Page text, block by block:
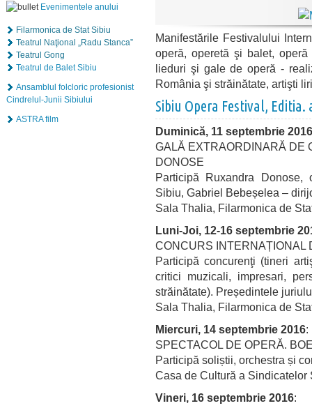
Evenimentele anului
Filarmonica de Stat Sibiu
Teatrul Naţional „Radu Stanca”
Teatrul Gong
Teatrul de Balet Sibiu
Ansamblul folcloric profesionist
Cindrelul-Junii Sibiului
ASTRA film
Manifestările Festivalului
operă, operetă şi balet,
lieduri şi gale de operă -
România şi străinătate, artişti
Sibiu Opera Festival, Editia.
Duminică, 11 septembrie 2016
GALĂ EXTRAORDINARĂ DE
DONOSE
Participă Ruxandra
Sibiu, Gabriel Bebeșelea –
Sala Thalia, Filarmonica de
Luni-Joi, 12-16 septembrie
CONCURS INTERNAȚIONAL
Participă concurenţi (tineri
critici muzicali, impresari,
străinătate). Președintele
Sala Thalia, Filarmonica de
Miercuri, 14 septembrie 2016:
SPECTACOL DE OPERĂ.
Participă soliștii, orchestra și
Casa de Cultură a Sindicatelor
Vineri, 16 septembrie 2016: